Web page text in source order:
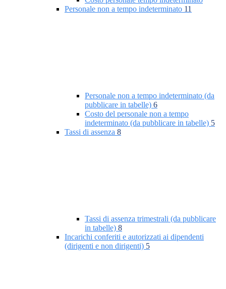
Personale non a tempo indeterminato 11
Personale non a tempo indeterminato (da
pubblicare in tabelle) 6
Costo del personale non a tempo
indeterminato (da pubblicare in tabelle) 5
Tassi di assenza 8
Tassi di assenza trimestrali (da pubblicare
in tabelle) 8
Incarichi conferiti e autorizzati ai dipendenti
(dirigenti e non dirigenti) 5